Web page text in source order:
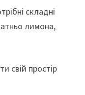
складні
лимона,
свій простір